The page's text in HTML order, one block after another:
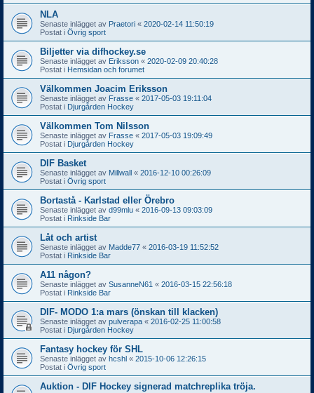
NLA
Senaste inlägget av Praetori « 2020-02-14 11:50:19
Postat i Övrig sport
Biljetter via difhockey.se
Senaste inlägget av Eriksson « 2020-02-09 20:40:28
Postat i Hemsidan och forumet
Välkommen Joacim Eriksson
Senaste inlägget av Frasse « 2017-05-03 19:11:04
Postat i Djurgården Hockey
Välkommen Tom Nilsson
Senaste inlägget av Frasse « 2017-05-03 19:09:49
Postat i Djurgården Hockey
DIF Basket
Senaste inlägget av Millwall « 2016-12-10 00:26:09
Postat i Övrig sport
Bortastå - Karlstad eller Örebro
Senaste inlägget av d99mlu « 2016-09-13 09:03:09
Postat i Rinkside Bar
Låt och artist
Senaste inlägget av Madde77 « 2016-03-19 11:52:52
Postat i Rinkside Bar
A11 någon?
Senaste inlägget av SusanneN61 « 2016-03-15 22:56:18
Postat i Rinkside Bar
DIF- MODO 1:a mars (önskan till klacken)
Senaste inlägget av pulverapa « 2016-02-25 11:00:58
Postat i Djurgården Hockey
Fantasy hockey för SHL
Senaste inlägget av hcshl « 2015-10-06 12:26:15
Postat i Övrig sport
Auktion - DIF Hockey signerad matchreplika tröja.